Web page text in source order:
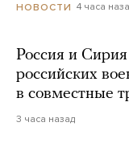
НОВОСТИ 4 часа
Россия и
российских
в совместные
3 часа назад